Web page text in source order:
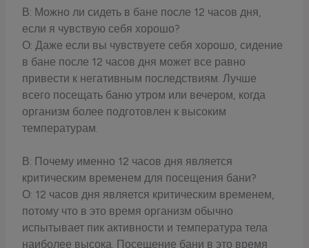
В: Можно ли сидеть в бане после 12 часов дня,
если я чувствую себя хорошо?
О: Даже если вы чувствуете себя хорошо, сидение
в бане после 12 часов дня может все равно
привести к негативным последствиям. Лучше
всего посещать баню утром или вечером, когда
организм более подготовлен к высоким
температурам.
В: Почему именно 12 часов дня является
критическим временем для посещения бани?
О: 12 часов дня является критическим временем,
потому что в это время организм обычно
испытывает пик активности и температура тела
наиболее высока. Посещение бани в это время